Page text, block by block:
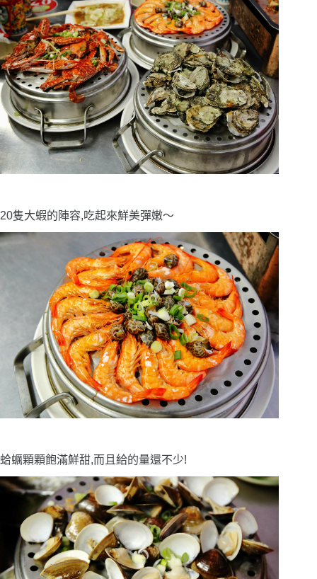
20隻大蝦的陣容,吃起來鮮美彈嫩〜
蛤蠣顆顆飽滿鮮甜,而且給的量還不少!